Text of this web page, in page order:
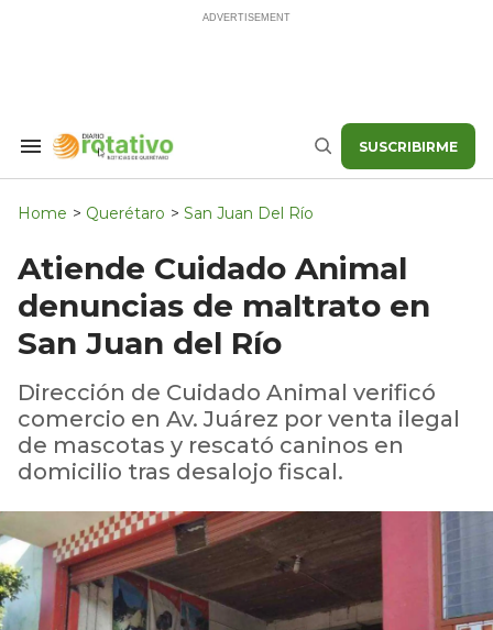
Search
Navigation
Buscar SUSCRIBIRME
Home > Querétaro > San Juan Del Río
Atiende Cuidado Animal
denuncias de maltrato en
San Juan del Río
Dirección de Cuidado Animal verificó
comercio en Av. Juárez por venta ilegal
de mascotas y rescató caninos en
domicilio tras desalojo fiscal.